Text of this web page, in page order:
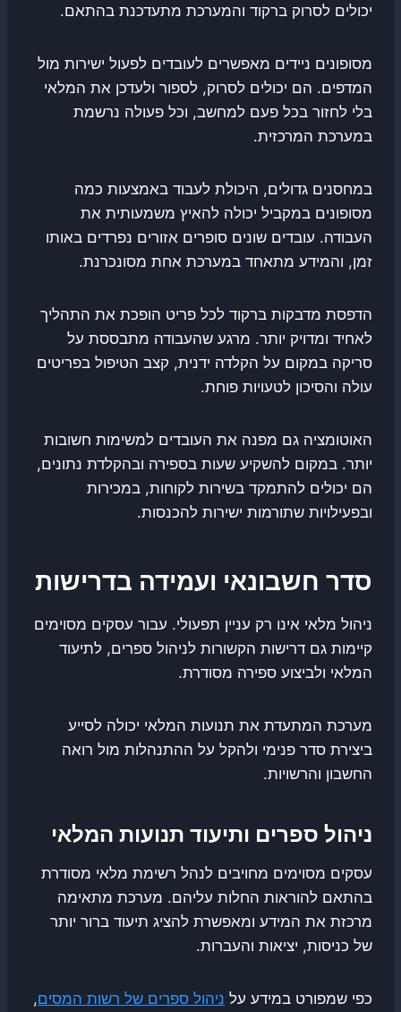
יכולים לסרוק ברקוד והמערכת מתעדכנת בהתאם.
מסופונים ניידים מאפשרים לעובדים לפעול ישירות מול
המדפים. הם יכולים לסרוק, לספור ולעדכן את המלאי
בלי לחזור בכל פעם למחשב, וכל פעולה נרשמת
במערכת המרכזית.
במחסנים גדולים, היכולת לעבוד באמצעות כמה
מסופונים במקביל יכולה להאיץ משמעותית את
העבודה. עובדים שונים סופרים אזורים נפרדים באותו
זמן, והמידע מתאחד במערכת אחת מסונכרנת.
הדפסת מדבקות ברקוד לכל פריט הופכת את התהליך
לאחיד ומדויק יותר. מרגע שהעבודה מתבססת על
סריקה במקום על הקלדה ידנית, קצב הטיפול בפריטים
עולה והסיכון לטעויות פוחת.
האוטומציה גם מפנה את העובדים למשימות חשובות
יותר. במקום להשקיע שעות בספירה ובהקלדת נתונים,
הם יכולים להתמקד בשירות לקוחות, במכירות
ובפעילויות שתורמות ישירות להכנסות.
סדר חשבונאי ועמידה בדרישות
ניהול מלאי אינו רק עניין תפעולי. עבור עסקים מסוימים
קיימות גם דרישות הקשורות לניהול ספרים, לתיעוד
המלאי ולביצוע ספירה מסודרת.
מערכת המתעדת את תנועות המלאי יכולה לסייע
ביצירת סדר פנימי ולהקל על ההתנהלות מול רואה
החשבון והרשויות.
ניהול ספרים ותיעוד תנועות המלאי
עסקים מסוימים מחויבים לנהל רשימת מלאי מסודרת
בהתאם להוראות החלות עליהם. מערכת מתאימה
מרכזת את המידע ומאפשרת להציג תיעוד ברור יותר
של כניסות, יציאות והעברות.
כפי שמפורט במידע על ניהול ספרים של רשות המסים,